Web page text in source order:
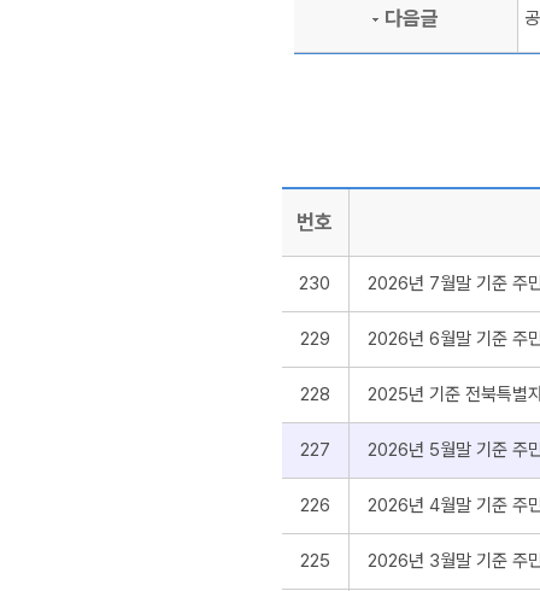
다음글
번호
230 2026년 7월말 기준 주
229 2026년 6월말 기준 주
228 2025년 기준 전북특별
227 2026년 5월말 기준 주
226 2026년 4월말 기준 주
225 2026년 3월말 기준 주